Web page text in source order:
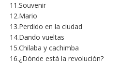
11.Souvenir
12.Mario
13.Perdido en la ciudad
14.Dando vueltas
15.Chilaba y cachimba
16.¿Dónde está la revolución?